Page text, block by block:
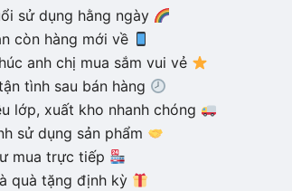
sử dụng hằng ngày
còn hàng mới về
anh chị mua sắm vui vẻ
tình sau bán hàng
lớp, xuất kho nhanh chóng
sử dụng sản phẩm
mua trực tiếp
quà tặng định kỳ